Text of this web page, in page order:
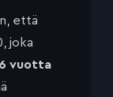
että
joka
vuotta